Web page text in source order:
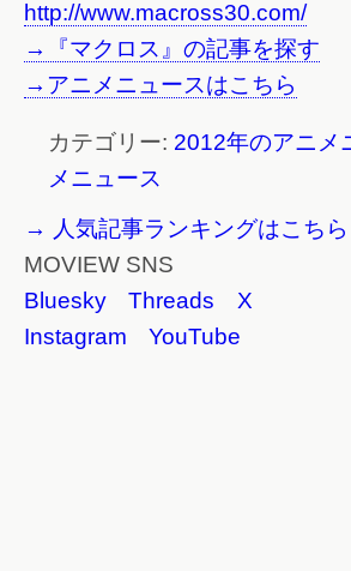
http://www.macross30.com/
→『マクロス』の記事を探す
→アニメニュースはこちら
カテゴリー: 2012年のアニメ
メニュース
→ 人気記事ランキングはこちら
MOVIEW SNS
Bluesky
Threads
X
Instagram
YouTube